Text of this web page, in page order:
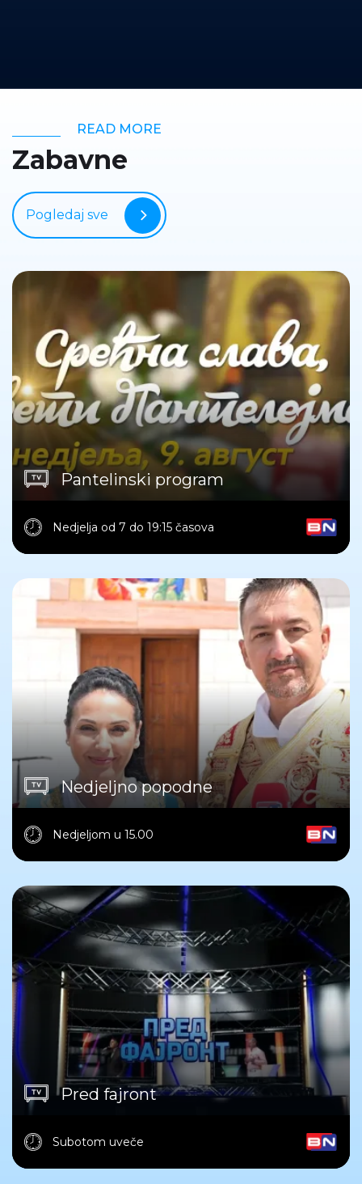
READ MORE
Zabavne
Pogledaj sve
Pantelinski program
Nedjelja od 7 do 19:15 časova
Nedjeljno popodne
Nedjeljom u 15.00
Pred fajront
Subotom uveče